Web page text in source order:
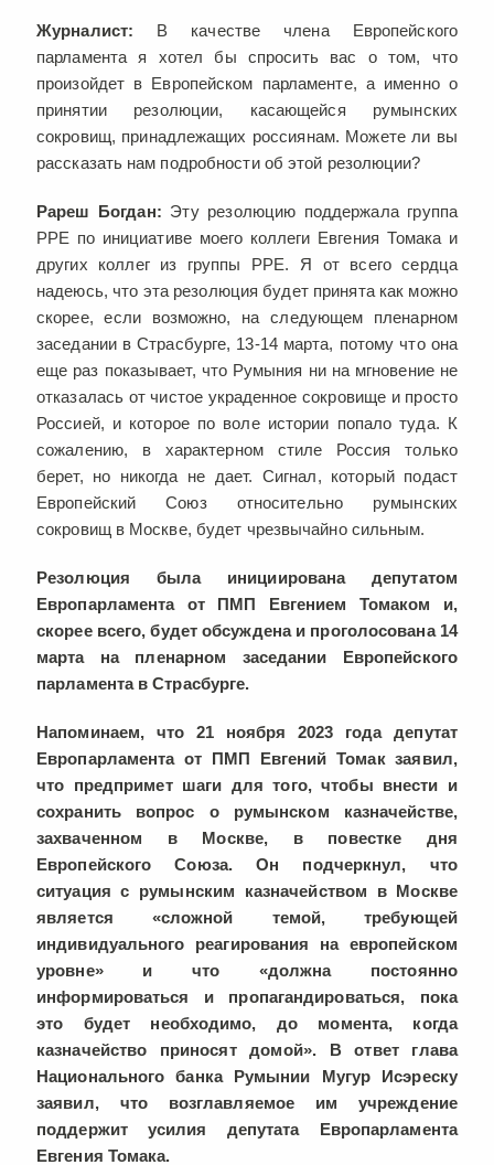
Журналист: В качестве члена Европейского
парламента я хотел бы спросить вас о том, что
произойдет в Европейском парламенте, а именно о
принятии резолюции, касающейся румынских
сокровищ, принадлежащих россиянам. Можете ли вы
рассказать нам подробности об этой резолюции?
Рареш Богдан: Эту резолюцию поддержала группа
PPE по инициативе моего коллеги Евгения Томака и
других коллег из группы PPE. Я от всего сердца
надеюсь, что эта резолюция будет принята как можно
скорее, если возможно, на следующем пленарном
заседании в Страсбурге, 13-14 марта, потому что она
еще раз показывает, что Румыния ни на мгновение не
отказалась от чистое украденное сокровище и просто
Россией, и которое по воле истории попало туда. К
сожалению, в характерном стиле Россия только
берет, но никогда не дает. Сигнал, который подаст
Европейский Союз относительно румынских
сокровищ в Москве, будет чрезвычайно сильным.
Резолюция была инициирована депутатом
Европарламента от ПМП Евгением Томаком и,
скорее всего, будет обсуждена и проголосована 14
марта на пленарном заседании Европейского
парламента в Страсбурге.
Напоминаем, что 21 ноября 2023 года депутат
Европарламента от ПМП Евгений Томак заявил,
что предпримет шаги для того, чтобы внести и
сохранить вопрос о румынском казначействе,
захваченном в Москве, в повестке дня
Европейского Союза. Он подчеркнул, что
ситуация с румынским казначейством в Москве
является «сложной темой, требующей
индивидуального реагирования на европейском
уровне» и что «должна постоянно
информироваться и пропагандироваться, пока
это будет необходимо, до момента, когда
казначейство приносят домой». В ответ глава
Национального банка Румынии Мугур Исэреску
заявил, что возглавляемое им учреждение
поддержит усилия депутата Европарламента
Евгения Томака.